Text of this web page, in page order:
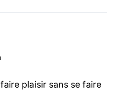
plaisir sans se faire